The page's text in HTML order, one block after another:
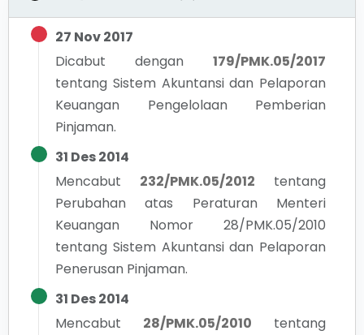
27 Nov 2017
Dicabut dengan
179/PMK.05/2017
tentang Sistem Akuntansi dan Pelaporan
Keuangan Pengelolaan Pemberian
Pinjaman.
31 Des 2014
Mencabut
232/PMK.05/2012
tentang
Perubahan atas Peraturan Menteri
Keuangan Nomor 28/PMK.05/2010
tentang Sistem Akuntansi dan Pelaporan
Penerusan Pinjaman.
31 Des 2014
Mencabut
28/PMK.05/2010
tentang